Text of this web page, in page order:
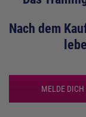
Nach dem
MELDE